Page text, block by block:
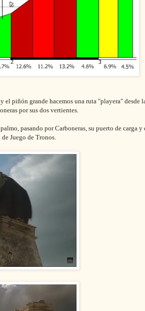
el piñón grande hacemos una ruta "playera" desde
por sus dos vertientes.
pasando por Carboneras, su puerto de carga y
Juego de Tronos.